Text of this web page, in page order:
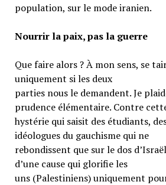
population, sur le mode iranien.
Nourrir la paix, pas la guerre
Que faire alors ? À mon sens, se
uniquement si les deux
parties nous le demandent. Je
prudence élémentaire. Contre
hystérie qui saisit des étudiants,
idéologues du gauchisme qui ne
rebondissent que sur le dos
d’une cause qui glorifie les
uns (Palestiniens) uniquement